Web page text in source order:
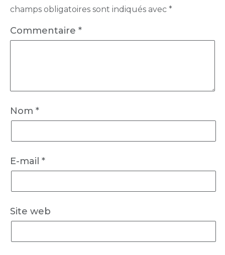
champs obligatoires sont indiqués avec *
Commentaire *
Nom *
E-mail *
Site web